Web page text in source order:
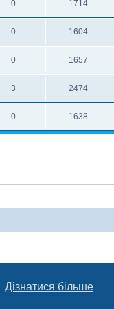
Дізнатися більше
0 1714
0 1604
0 1657
3 2474
0 1638